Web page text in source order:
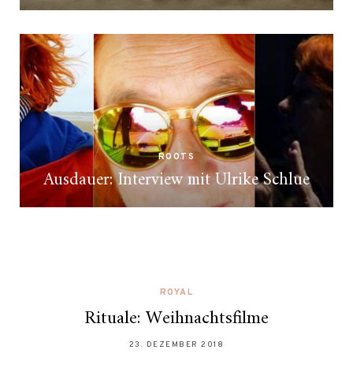
ROOTS
Ausdauer: Interview mit Ulrike Schlue
ROYAL
Rituale: Weihnachtsfilme
23. DEZEMBER 2018